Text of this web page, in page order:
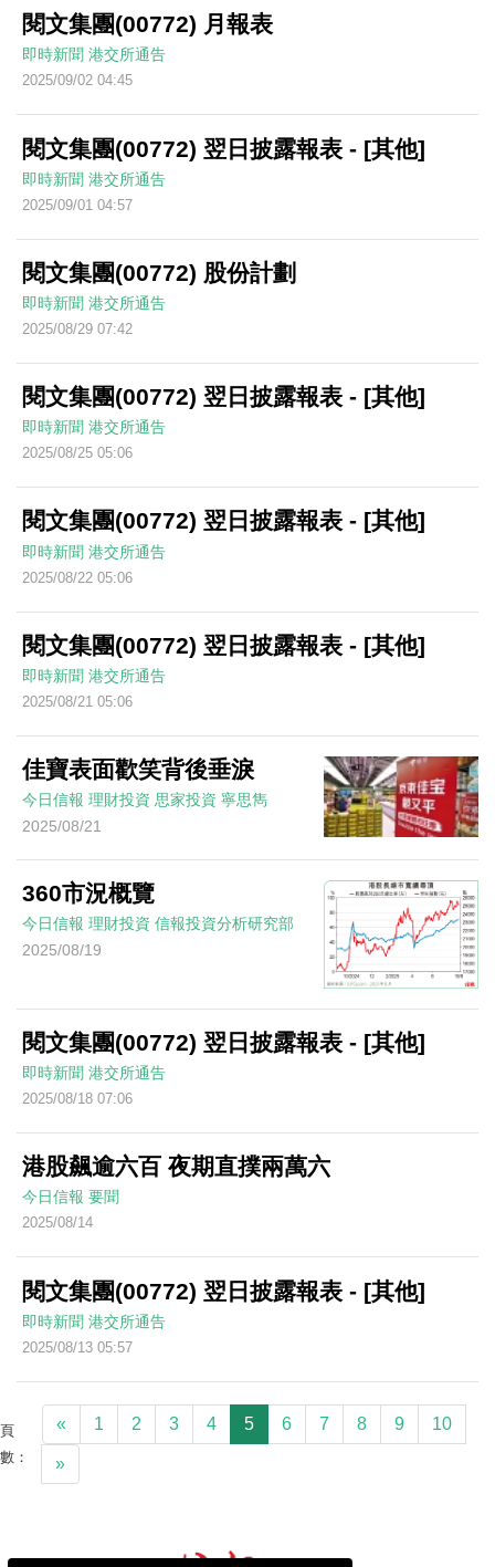
閱文集團(00772) 月報表
即時新聞 港交所通告
2025/09/02 04:45
閱文集團(00772) 翌日披露報表 - [其他]
即時新聞 港交所通告
2025/09/01 04:57
閱文集團(00772) 股份計劃
即時新聞 港交所通告
2025/08/29 07:42
閱文集團(00772) 翌日披露報表 - [其他]
即時新聞 港交所通告
2025/08/25 05:06
閱文集團(00772) 翌日披露報表 - [其他]
即時新聞 港交所通告
2025/08/22 05:06
閱文集團(00772) 翌日披露報表 - [其他]
即時新聞 港交所通告
2025/08/21 05:06
佳寶表面歡笑背後垂淚
今日信報 理財投資 思家投資 寧思雋
2025/08/21
360市況概覽
今日信報 理財投資 信報投資分析研究部
2025/08/19
閱文集團(00772) 翌日披露報表 - [其他]
即時新聞 港交所通告
2025/08/18 07:06
港股飆逾六百 夜期直撲兩萬六
今日信報 要聞
2025/08/14
閱文集團(00772) 翌日披露報表 - [其他]
即時新聞 港交所通告
2025/08/13 05:57
頁
數：
« 1 2 3 4 5 6 7 8 9 10
»